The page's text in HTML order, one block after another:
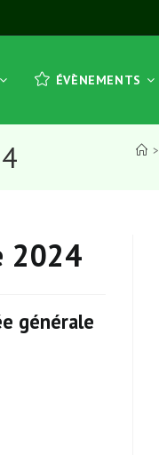
ÉVÈNEMENTS
>
2024
générale